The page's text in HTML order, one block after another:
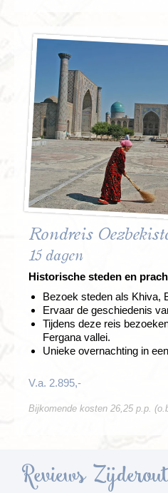
Rondreis
15 dagen
Historische steden en
Bezoek steden als Khiva,
Ervaar de geschiedenis
Tijdens deze reis
Fergana vallei.
Unieke overnachting in
V.a. 2.895,-
Bijkomende kosten 26,25 p.p.
Reviews